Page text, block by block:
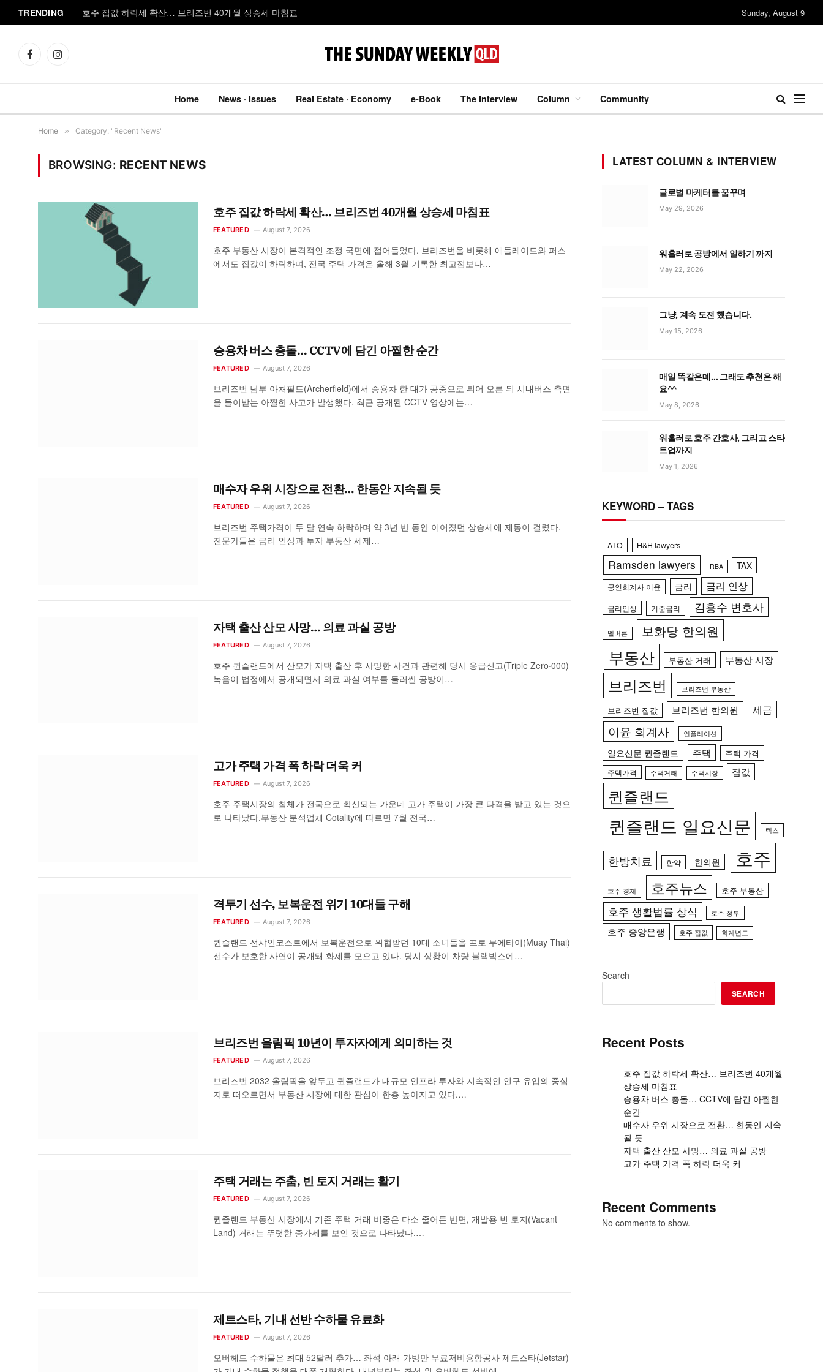
TRENDING 호주 집값 하락세 확산… 브리즈번 40개월 상승세 마침표 Sunday, August 9
FacebookInstagram
Home News · Issues Real Estate · Economy e-Book The Interview Column Community
Home » Category: "Recent News"
BROWSING: RECENT NEWS
호주 집값 하락세 확산… 브리즈번 40개월 상승세 마침표
FEATURED August 7, 2026
호주 부동산 시장이 본격적인 조정 국면에 접어들었다. 브리즈번을 비롯해 애들레이드와 퍼스
에서도 집값이 하락하며, 전국 주택 가격은 올해 3월 기록한 최고점보다…
승용차 버스 충돌… CCTV에 담긴 아찔한 순간
FEATURED August 7, 2026
브리즈번 남부 아처필드(Archerfield)에서 승용차 한 대가 공중으로 튀어 오른 뒤 시내버스 측면
을 들이받는 아찔한 사고가 발생했다. 최근 공개된 CCTV 영상에는…
매수자 우위 시장으로 전환… 한동안 지속될 듯
FEATURED August 7, 2026
브리즈번 주택가격이 두 달 연속 하락하며 약 3년 반 동안 이어졌던 상승세에 제동이 걸렸다.
전문가들은 금리 인상과 투자 부동산 세제…
자택 출산 산모 사망… 의료 과실 공방
FEATURED August 7, 2026
호주 퀸즐랜드에서 산모가 자택 출산 후 사망한 사건과 관련해 당시 응급신고(Triple Zero·000)
녹음이 법정에서 공개되면서 의료 과실 여부를 둘러싼 공방이…
고가 주택 가격 폭 하락 더욱 커
FEATURED August 7, 2026
호주 주택시장의 침체가 전국으로 확산되는 가운데 고가 주택이 가장 큰 타격을 받고 있는 것으
로 나타났다.부동산 분석업체 Cotality에 따르면 7월 전국…
격투기 선수, 보복운전 위기 10대들 구해
FEATURED August 7, 2026
퀸즐랜드 선샤인코스트에서 보복운전으로 위협받던 10대 소녀들을 프로 무에타이(Muay Thai)
선수가 보호한 사연이 공개돼 화제를 모으고 있다. 당시 상황이 차량 블랙박스에…
브리즈번 올림픽 10년이 투자자에게 의미하는 것
FEATURED August 7, 2026
브리즈번 2032 올림픽을 앞두고 퀸즐랜드가 대규모 인프라 투자와 지속적인 인구 유입의 중심
지로 떠오르면서 부동산 시장에 대한 관심이 한층 높아지고 있다.…
주택 거래는 주춤, 빈 토지 거래는 활기
FEATURED August 7, 2026
퀸즐랜드 부동산 시장에서 기존 주택 거래 비중은 다소 줄어든 반면, 개발용 빈 토지(Vacant
Land) 거래는 뚜렷한 증가세를 보인 것으로 나타났다.…
제트스타, 기내 선반 수하물 유료화
FEATURED August 7, 2026
오버헤드 수하물은 최대 52달러 추가… 좌석 아래 가방만 무료저비용항공사 제트스타(Jetstar)
LATEST COLUMN & INTERVIEW
글로벌 마케터를 꿈꾸며
May 29, 2026
워홀러로 공방에서 일하기 까지
May 22, 2026
그냥, 계속 도전 했습니다.
May 15, 2026
매일 똑같은데… 그래도 추천은 해
요^^
May 8, 2026
워홀러로 호주 간호사, 그리고 스타
트업까지
May 1, 2026
KEYWORD – TAGS
ATO H&H lawyers
Ramsden lawyers RBA TAX
공인회계사 이윤 금리 금리 인상
금리인상 기준금리 김흥수 변호사
멜버른 보화당 한의원
부동산 부동산 거래 부동산 시장
브리즈번 브리즈번 부동산
브리즈번 집값 브리즈번 한의원 세금
이윤 회계사 인플레이션
일요신문 퀸즐랜드 주택 주택 가격
주택가격 주택거래 주택시장 집값
퀸즐랜드
퀸즐랜드 일요신문 텍스
한방치료 한약 한의원 호주
호주 경제 호주뉴스 호주 부동산
호주 생활법률 상식 호주 정부
호주 중앙은행 호주 집값 회계년도
Search
SEARCH
Recent Posts
호주 집값 하락세 확산… 브리즈번 40개월
상승세 마침표
승용차 버스 충돌… CCTV에 담긴 아찔한
순간
매수자 우위 시장으로 전환… 한동안 지속
될 듯
자택 출산 산모 사망… 의료 과실 공방
고가 주택 가격 폭 하락 더욱 커
Recent Comments
No comments to show.